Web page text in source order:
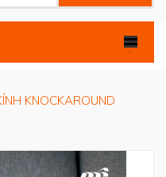
.
KNOCKAROUND